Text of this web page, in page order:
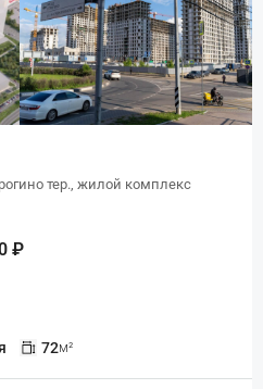
тер., жилой комплекс
₽
72м²